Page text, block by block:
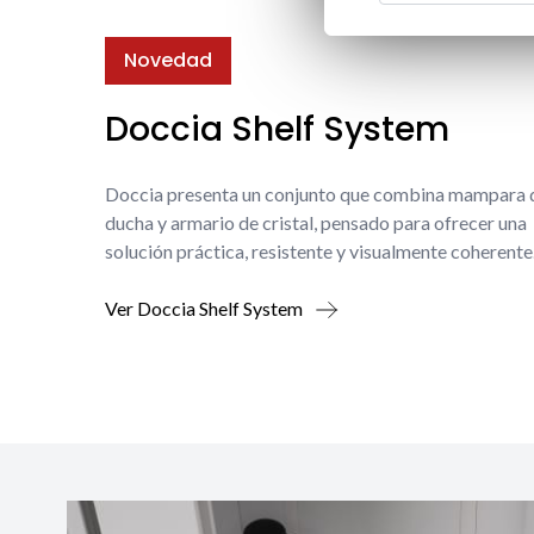
Novedad
Doccia Shelf System
Doccia presenta un conjunto que combina mampara
ducha y armario de cristal, pensado para ofrecer una
solución práctica, resistente y visualmente
Ver Doccia Shelf System